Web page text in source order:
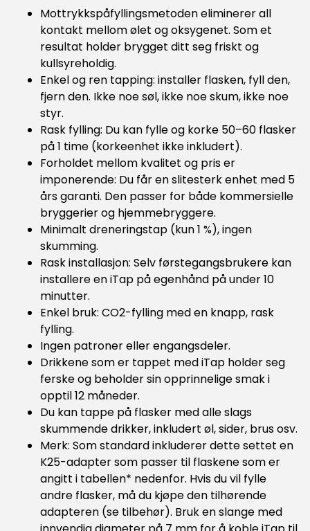
Mottrykkspåfyllingsmetoden eliminerer all
kontakt mellom ølet og oksygenet. Som et
resultat holder brygget ditt seg friskt og
kullsyreholdig.
Enkel og ren tapping: installer flasken, fyll den,
fjern den. Ikke noe søl, ikke noe skum, ikke noe
styr.
Rask fylling: Du kan fylle og korke 50–60 flasker
på 1 time (korkeenhet ikke inkludert).
Forholdet mellom kvalitet og pris er
imponerende: Du får en slitesterk enhet med 5
års garanti. Den passer for både kommersielle
bryggerier og hjemmebryggere.
Minimalt dreneringstap (kun 1 %), ingen
skumming.
Rask installasjon: Selv førstegangsbrukere kan
installere en iTap på egenhånd på under 10
minutter.
Enkel bruk: CO2-fylling med en knapp, rask
fylling.
Ingen patroner eller engangsdeler.
Drikkene som er tappet med iTap holder seg
ferske og beholder sin opprinnelige smak i
opptil 12 måneder.
Du kan tappe på flasker med alle slags
skummende drikker, inkludert øl, sider, brus osv.
Merk: Som standard inkluderer dette settet en
K25-adapter som passer til flaskene som er
angitt i tabellen* nedenfor. Hvis du vil fylle
andre flasker, må du kjøpe den tilhørende
adapteren (se tilbehør). Bruk en slange med